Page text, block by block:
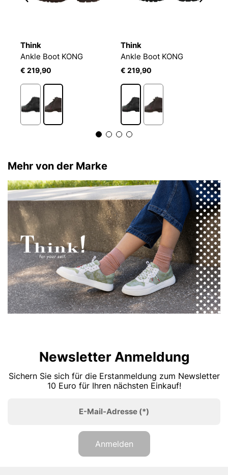
Think
Ankle Boot KONG
€ 219,90
Think
Ankle Boot KONG
€ 219,90
Mehr von der Marke
Newsletter Anmeldung
Sichern Sie sich für die Erstanmeldung zum Newsletter
10 Euro für Ihren nächsten Einkauf!
E-Mail-Adresse (*)
Anmelden